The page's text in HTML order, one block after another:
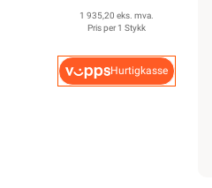
1 935,20 eks. mva.
Pris per 1 Stykk
Hurtigkasse